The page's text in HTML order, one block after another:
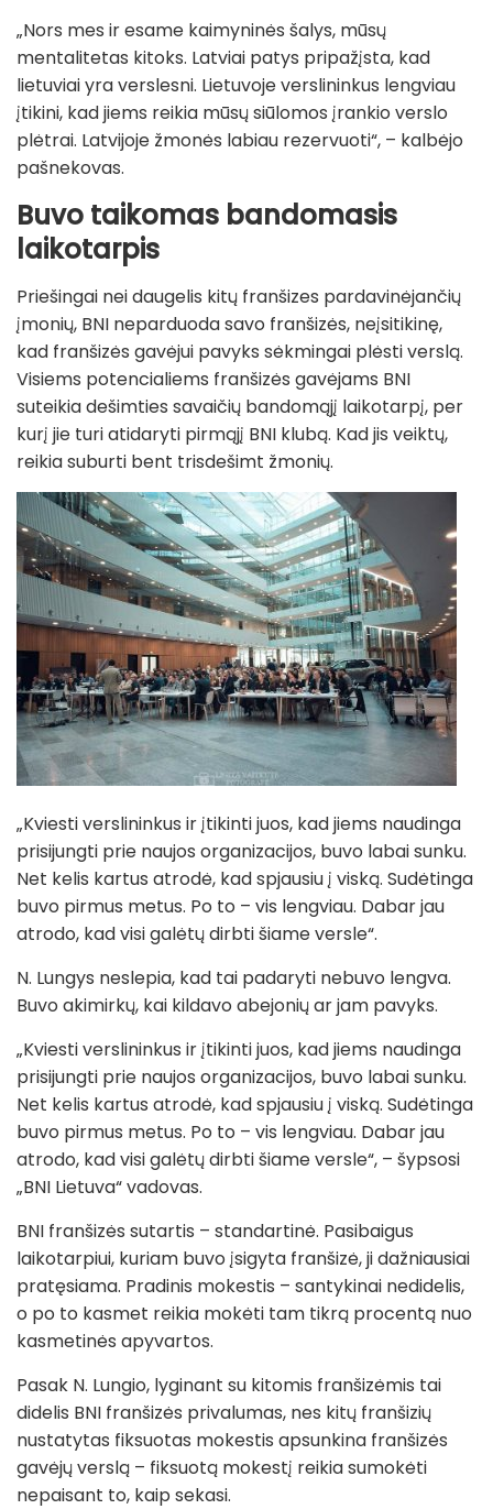
„Nors mes ir esame kaimyninės šalys, mūsų
mentalitetas kitoks. Latviai patys pripažįsta, kad
lietuviai yra verslesni. Lietuvoje verslininkus lengviau
įtikini, kad jiems reikia mūsų siūlomos įrankio verslo
plėtrai. Latvijoje žmonės labiau rezervuoti“, – kalbėjo
pašnekovas.
Buvo taikomas bandomasis
laikotarpis
Priešingai nei daugelis kitų franšizes pardavinėjančių
įmonių, BNI neparduoda savo franšizės, neįsitikinę,
kad franšizės gavėjui pavyks sėkmingai plėsti verslą.
Visiems potencialiems franšizės gavėjams BNI
suteikia dešimties savaičių bandomąjį laikotarpį, per
kurį jie turi atidaryti pirmąjį BNI klubą. Kad jis veiktų,
reikia suburti bent trisdešimt žmonių.
„Kviesti verslininkus ir įtikinti juos, kad jiems naudinga
prisijungti prie naujos organizacijos, buvo labai sunku.
Net kelis kartus atrodė, kad spjausiu į viską. Sudėtinga
buvo pirmus metus. Po to – vis lengviau. Dabar jau
atrodo, kad visi galėtų dirbti šiame versle“.
N. Lungys neslepia, kad tai padaryti nebuvo lengva.
Buvo akimirkų, kai kildavo abejonių ar jam pavyks.
„Kviesti verslininkus ir įtikinti juos, kad jiems naudinga
prisijungti prie naujos organizacijos, buvo labai sunku.
Net kelis kartus atrodė, kad spjausiu į viską. Sudėtinga
buvo pirmus metus. Po to – vis lengviau. Dabar jau
atrodo, kad visi galėtų dirbti šiame versle“, – šypsosi
„BNI Lietuva“ vadovas.
BNI franšizės sutartis – standartinė. Pasibaigus
laikotarpiui, kuriam buvo įsigyta franšizė, ji dažniausiai
pratęsiama. Pradinis mokestis – santykinai nedidelis,
o po to kasmet reikia mokėti tam tikrą procentą nuo
kasmetinės apyvartos.
Pasak N. Lungio, lyginant su kitomis franšizėmis tai
didelis BNI franšizės privalumas, nes kitų franšizių
nustatytas fiksuotas mokestis apsunkina franšizės
gavėjų verslą – fiksuotą mokestį reikia sumokėti
nepaisant to, kaip sekasi.